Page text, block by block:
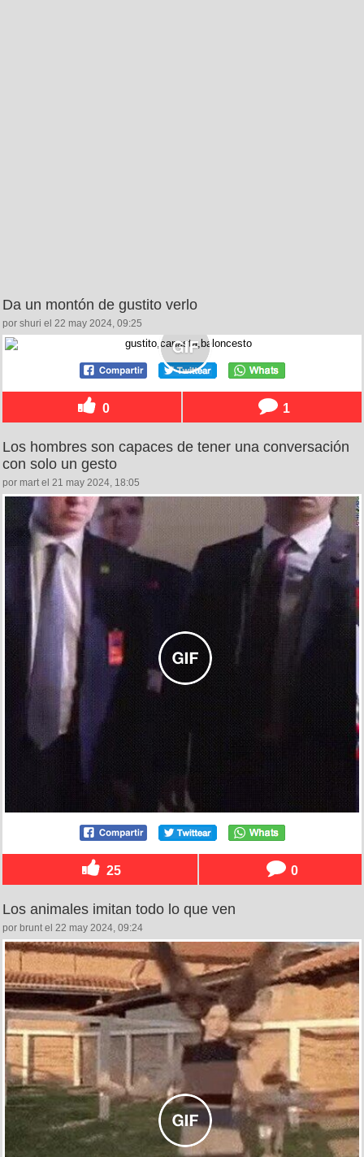
Da un montón de gustito verlo
por shuri el 22 may 2024, 09:25
0 1
Los hombres son capaces de tener una conversación
con solo un gesto
por mart el 21 may 2024, 18:05
25 0
Los animales imitan todo lo que ven
por brunt el 22 may 2024, 09:24